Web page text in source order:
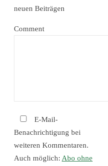
neuen Beiträgen
Comment
E-Mail-
Benachrichtigung bei
weiteren Kommentaren.
Auch möglich: Abo ohne